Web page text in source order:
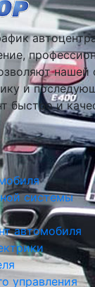
нашей
и
быстро и
системы
автомобиля
управления